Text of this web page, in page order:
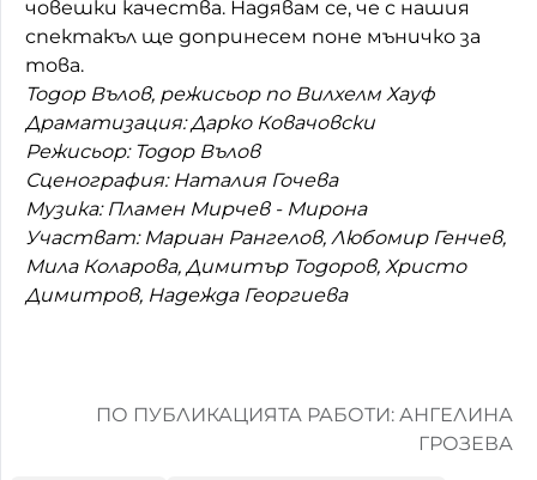
човешки качества. Надявам се, че с нашия
спектакъл ще допринесем поне мъничко за
това.
Тодор Вълов, режисьор по Вилхелм Хауф
Драматизация: Дарко Ковачовски
Режисьор: Тодор Вълов
Сценография: Наталия Гочева
Музика: Пламен Мирчев - Мирона
Участват: Мариан Рангелов, Любомир Генчев,
Мила Коларова, Димитър Тодоров, Христо
Димитров, Надежда Георгиева
ПО ПУБЛИКАЦИЯТА РАБОТИ: АНГЕЛИНА
ГРОЗЕВА